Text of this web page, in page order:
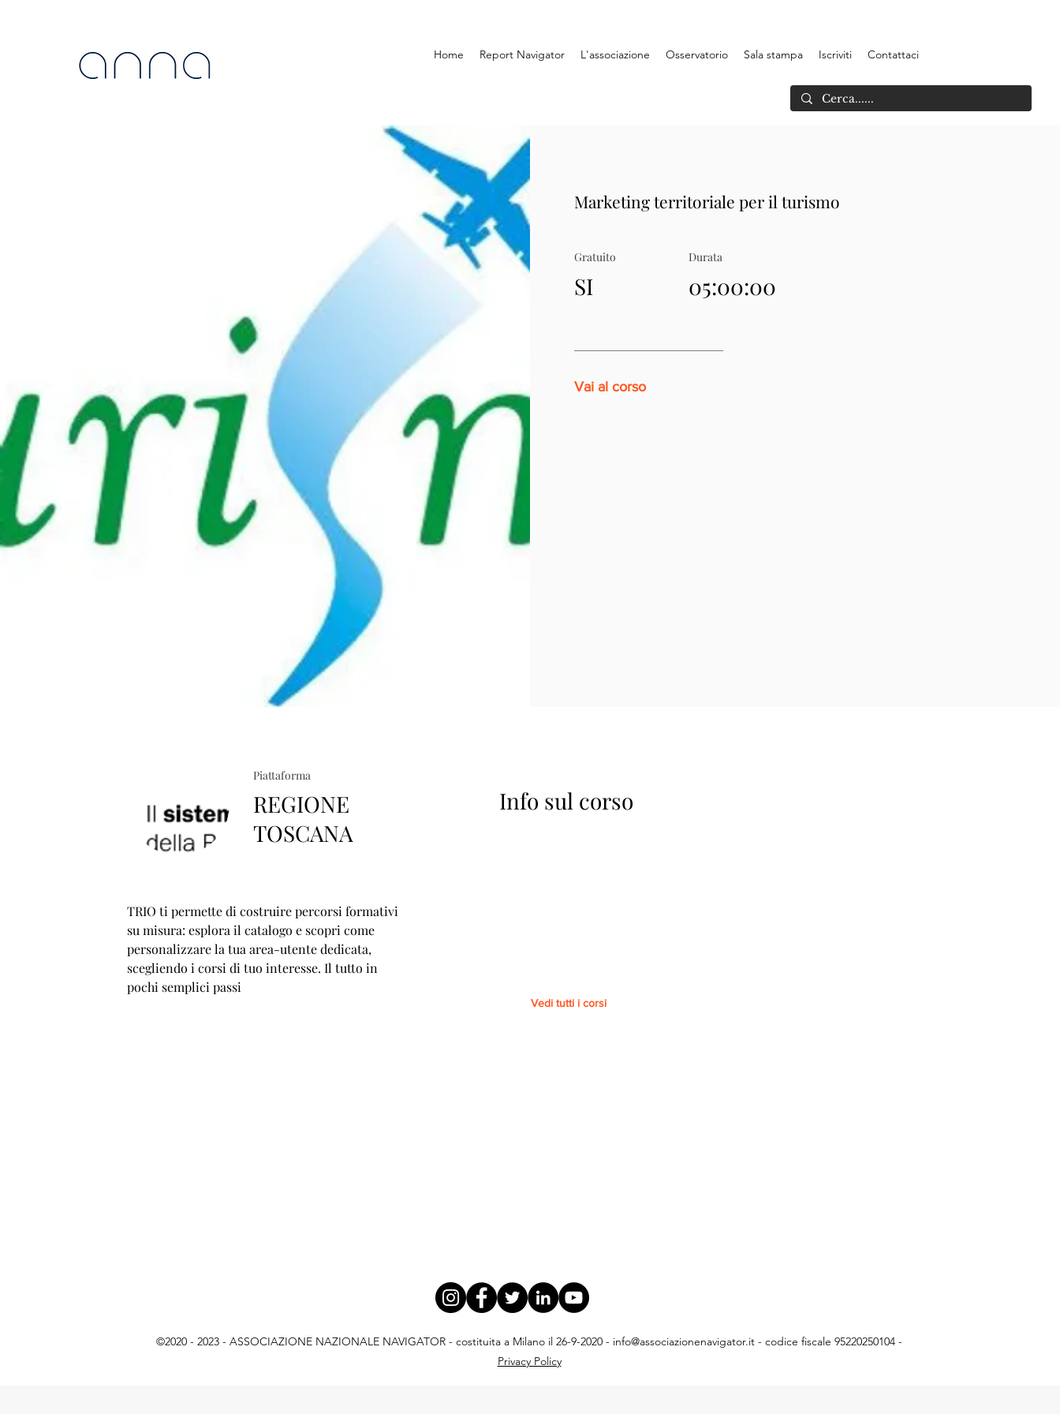
Home Report Navigator L'associazione Osservatorio Sala stampa Iscriviti Contattaci
Marketing territoriale per il turismo
Gratuito
SI
Durata
05:00:00
Vai al corso
Piattaforma
REGIONE
TOSCANA
TRIO ti permette di costruire percorsi formativi
su misura: esplora il catalogo e scopri come
personalizzare la tua area-utente dedicata,
scegliendo i corsi di tuo interesse. Il tutto in
pochi semplici passi
Info sul corso
Vedi tutti i corsi
©2020 - 2023 - ASSOCIAZIONE NAZIONALE NAVIGATOR - costituita a Milano il 26-9-2020 - info@associazionenavigator.it - codice fiscale 95220250104 -
Privacy Policy